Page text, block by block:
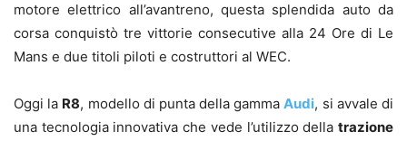
motore elettrico all’avantreno, questa splendida auto da
corsa conquistò tre vittorie consecutive alla 24 Ore di Le
Mans e due titoli piloti e costruttori al WEC.
Oggi la R8, modello di punta della gammaAudi, si avvale di
una tecnologia innovativa che vede l’utilizzo della trazione